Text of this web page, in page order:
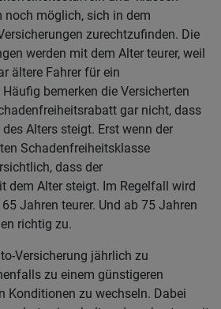
noch möglich, sich in dem
zurechtzufinden. Die
werden mit dem Alter teurer, weil
ältere Fahrer für ein
bemerken die Versicherten
gar nicht, dass
Alters steigt. Erst wenn der
Schadenfreiheitsklasse
dass der
dem Alter steigt. Im Regelfall wird
Jahren teurer. Und ab 75 Jahren
richtig zu.
Versicherung jährlich zu
zu einem günstigeren
Konditionen zu wechseln. Dabei